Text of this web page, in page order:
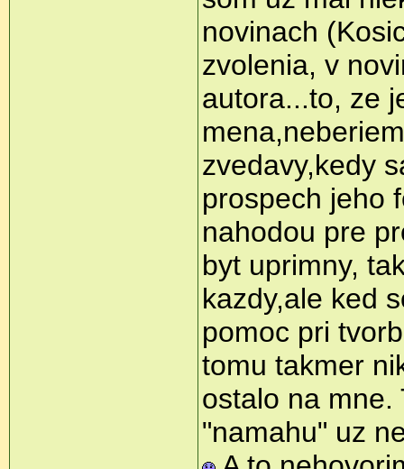
novinach
zvolenia, v
autora...to, ze
zvedavy,kedy
prospech jeho
nahodou pre
byt uprimny,
kazdy,ale ked
pomoc pri
tomu takmer
ostalo na mne.
"namahu" uz